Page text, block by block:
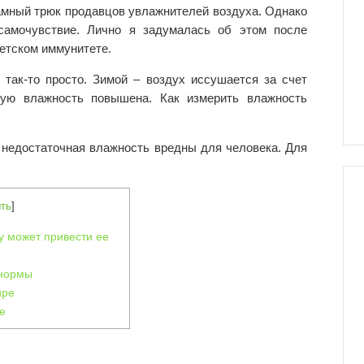
трюк продавцов увлажнителей воздуха. Однако
Лично я задумалась об этом после
иммунитете.
то просто. Зимой – воздух иссушается за счет
влажность повышена. Как измерить влажность
влажность вредны для человека. Для
]
может привести ее